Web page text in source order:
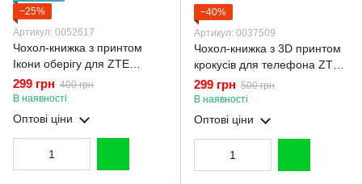
−25%
Артикул: 0052617
Чохол-книжка з принтом
Ікони оберігу для ZTE
BLADE A71 з підставкою на
зте блейд а71 чорна gd1
299 грн 400 грн
В наявності
Оптові ціни
−40%
Артикул: 0037509
Чохол-книжка з 3D принтом
крокусів для телефона ZTE
Blade A71 з екошкіри із
підставкою та магнітом
бордова gd2
299 грн 500 грн
В наявності
Оптові ціни